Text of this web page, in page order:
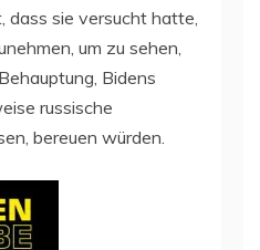
sie versucht hatte,
um zu sehen,
Bidens
russische
bereuen würden.